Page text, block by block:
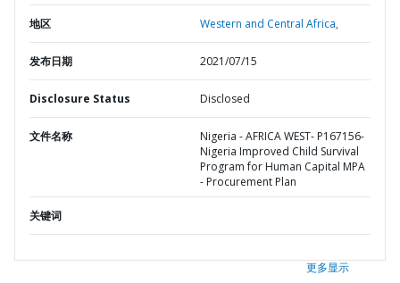
地区 Western and Central Africa,
发布日期 2021/07/15
Disclosure Status Disclosed
文件名称
Nigeria - AFRICA WEST- P167156-
Nigeria Improved Child Survival
Program for Human Capital MPA
- Procurement Plan
关键词
更多显示